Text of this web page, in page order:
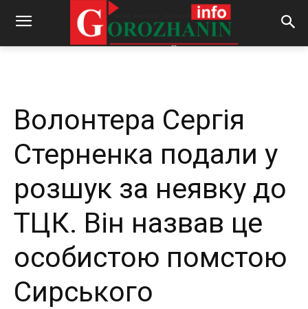
By REDACTOR - 12.11.2024 500
Волонтера Сергія
Стерненка подали у
розшук за неявку до
ТЦК. Він назвав це
особистою помстою
Сирського